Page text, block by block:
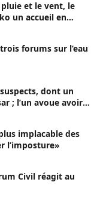
pluie et le vent, le
un accueil en
forums sur l’eau
dont un
; l’un avoue avoir
implacable des
l’imposture»
Civil réagit au